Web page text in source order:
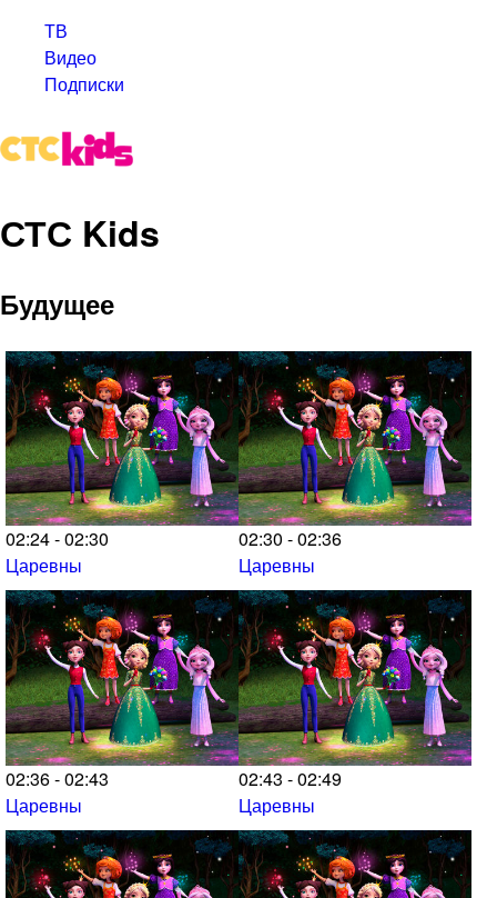
ТВ
Видео
Подписки
СТС Kids
Будущее
02:24 - 02:30
Царевны
02:30 - 02:36
Царевны
02:36 - 02:43
Царевны
02:43 - 02:49
Царевны